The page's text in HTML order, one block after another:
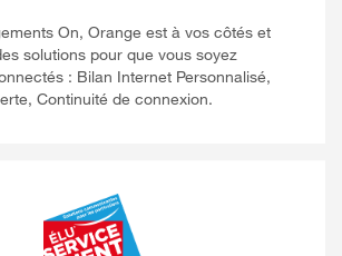
On, Orange est à vos côtés et
solutions pour que vous soyez
: Bilan Internet Personnalisé,
Continuité de connexion.